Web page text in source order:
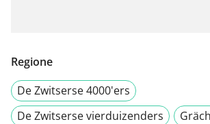
Regione
De Zwitserse 4000'ers
De Zwitserse vierduizenders